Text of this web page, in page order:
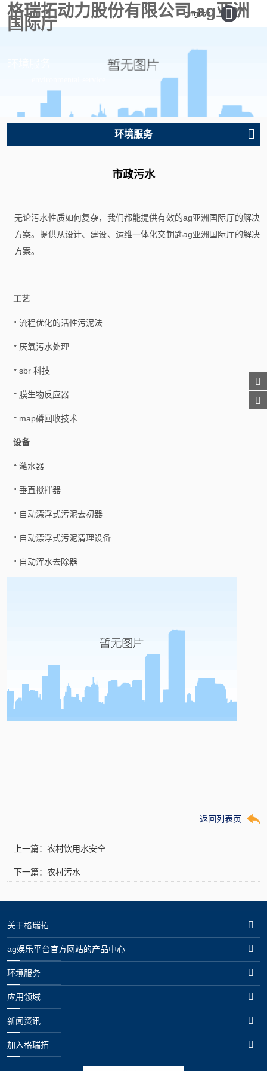
格瑞拓动力股份有限公司-ag亚洲
国际厅
english
环境服务
市政污水
无论污水性质如何复杂，我们都能提供有效的ag亚洲国际厅的解决
方案。提供从设计、建设、运维一体化交钥匙ag亚洲国际厅的解决
方案。
工艺
流程优化的活性污泥法
厌氧污水处理
sbr 科技
膜生物反应器
map磷回收技术
设备
滗水器
垂直搅拌器
自动漂浮式污泥去初器
自动漂浮式污泥清理设备
自动浑水去除器
上一篇：农村饮用水安全
下一篇：农村污水
返回列表页
关于格瑞拓
ag娱乐平台官方网站的产品中心
环境服务
应用领域
新闻资讯
加入格瑞拓